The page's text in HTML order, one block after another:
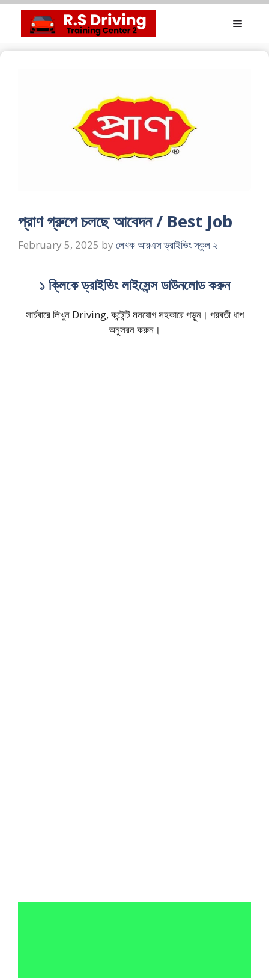
content
Menu
প্রাণ গ্রুপে চলছে আবেদন / Best Job
February 5, 2025 by লেখক আরএস ড্রাইভিং স্কুল ২
১ ক্লিকে ড্রাইভিং লাইসেন্স ডাউনলোড করুন
সার্চবারে লিখুন Driving, কন্টেন্টি মনযোগ সহকারে পড়ুন। পরবর্তী ধাপ
অনুসরন করুন।